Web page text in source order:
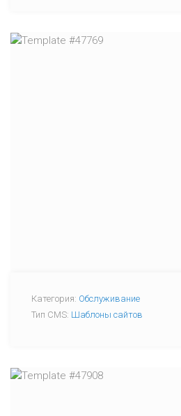
Категория: Обслуживание
Тип CMS: Шаблоны сайтов